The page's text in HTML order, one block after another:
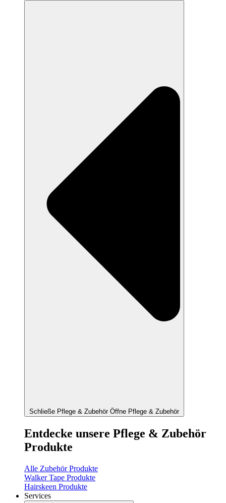
Schließe Pflege & Zubehör Öffne Pflege & Zubehör
Entdecke unsere Pflege & Zubehör
Produkte
Alle Zubehör Produkte
Walker Tape Produkte
Hairskeen Produkte
Services